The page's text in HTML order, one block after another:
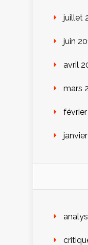
juillet
juin
avril
mars